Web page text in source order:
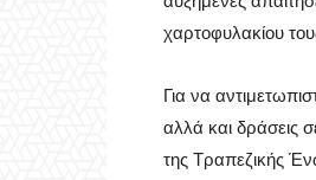
χαρτοφυλακίου
Για να
αλλά και δράσεις
της Τραπεζικής